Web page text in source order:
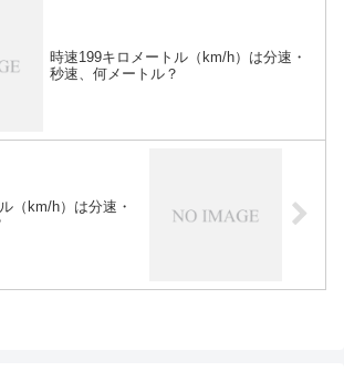
時速199キロメートル（km/h）は分速・
秒速、何メートル？
（km/h）は分速・